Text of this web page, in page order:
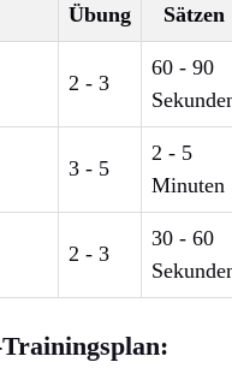
Übung
Sätzen
2 - 3
60 - 90
3 - 5
2 - 5
Minuten
2 - 3
30 - 60